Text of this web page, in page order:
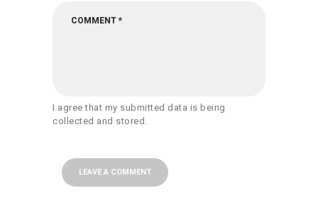
I agree that my submitted data is being
collected and stored.